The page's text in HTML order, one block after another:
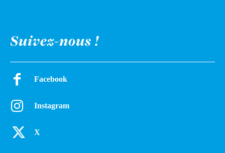
Suivez-nous !
Facebook
Instagram
X